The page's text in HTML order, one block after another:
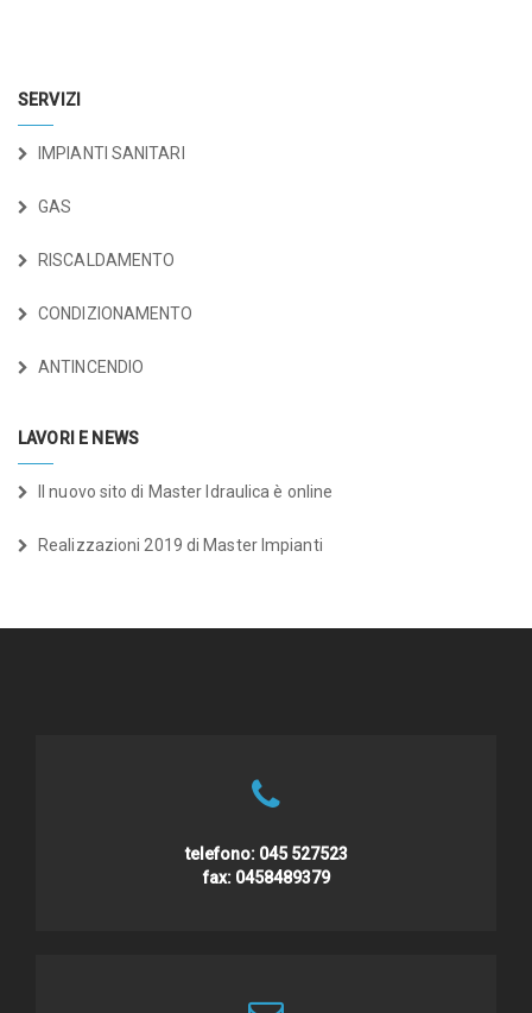
SERVIZI
IMPIANTI SANITARI
GAS
RISCALDAMENTO
CONDIZIONAMENTO
ANTINCENDIO
LAVORI E NEWS
Il nuovo sito di Master Idraulica è online
Realizzazioni 2019 di Master Impianti
telefono: 045 527523
fax: 0458489379